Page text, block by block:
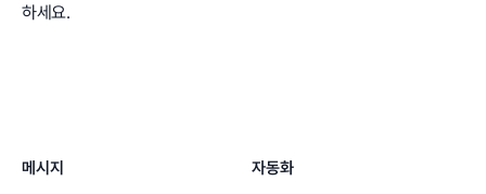
하세요.
메시지 자동화